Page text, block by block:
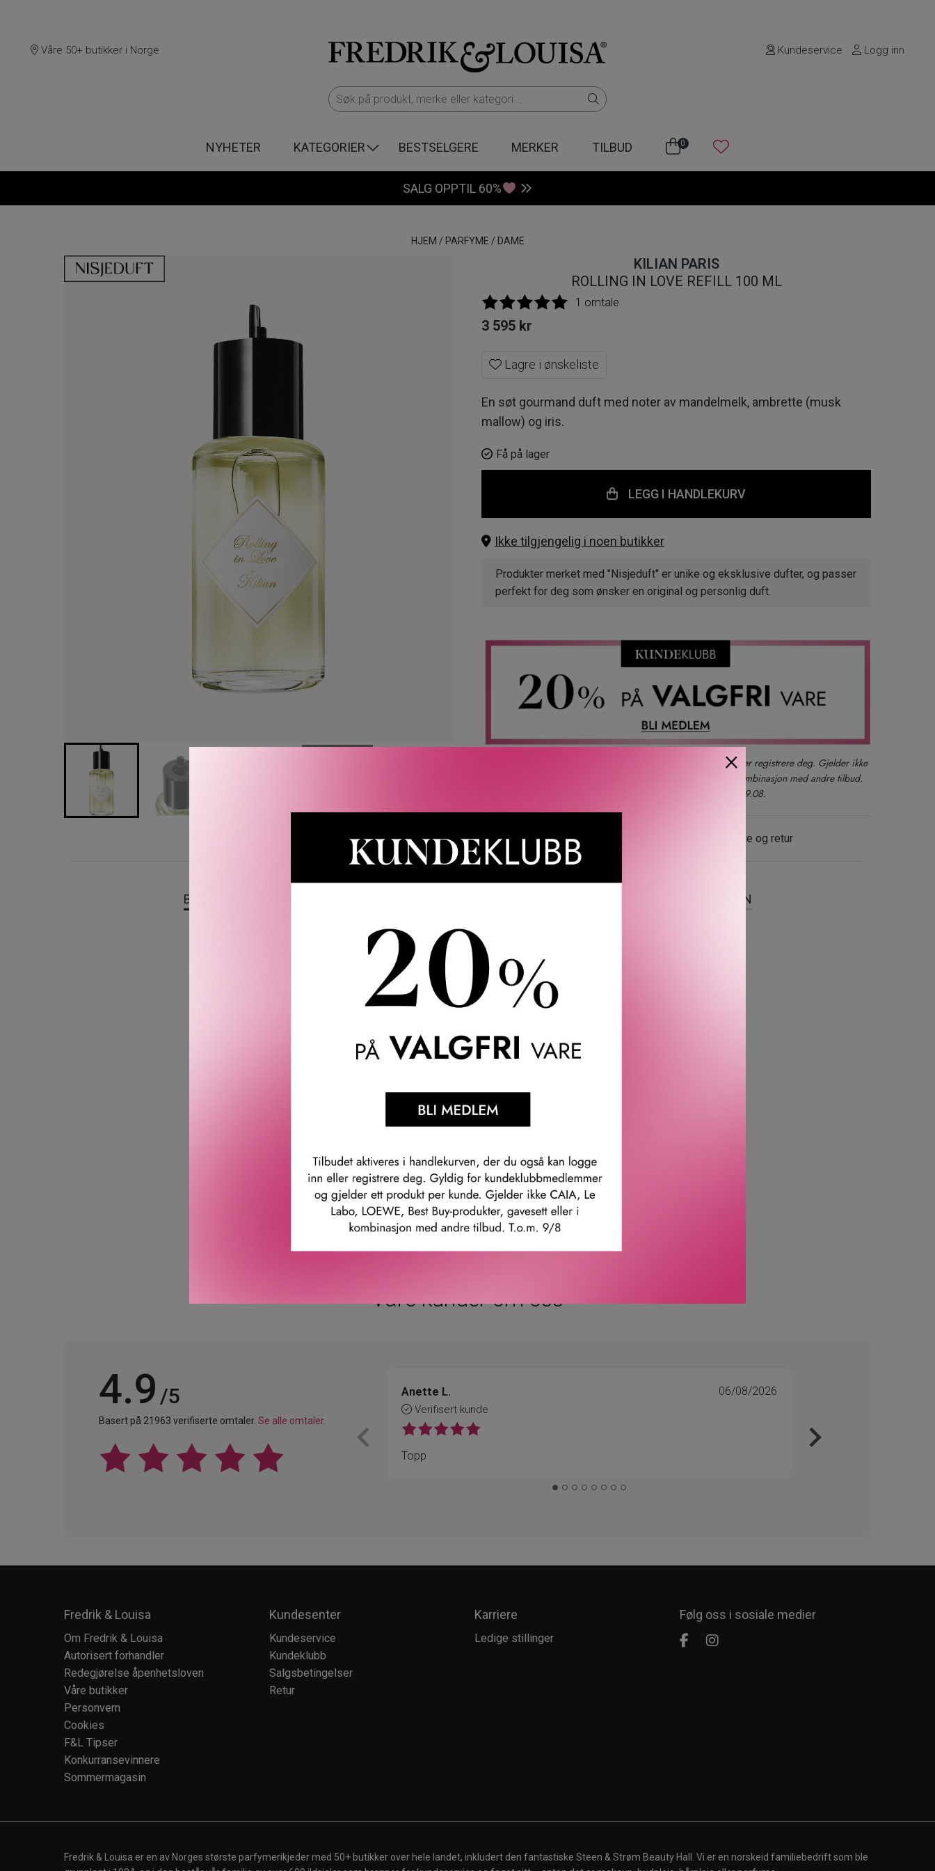
Våre 50+ butikker i Norge Kundeservice Logg inn
NYHETER KATEGORIER BESTSELGERE MERKER TILBUD 0
SALG OPPTIL 60%
HJEM / PARFYME / DAME
KILIAN PARIS
ROLLING IN LOVE REFILL 100 ML
1 omtale
3 595 kr
Lagre i ønskeliste
En søt gourmand duft med noter av mandelmelk, ambrette (musk
mallow) og iris.
Få på lager
LEGG I HANDLEKURV
Ikke tilgjengelig i noen butikker
Produkter merket med "Nisjeduft" er unike og eksklusive dufter, og passer
perfekt for deg som ønsker en original og personlig duft.
Rabatten aktiveres i handlekurven der du også kan logge inn eller registrere deg. Gjelder ikke
CAIA, Le Labo, LOEWE, Best Buy-produkter, gavesett eller i kombinasjon med andre tilbud.
Gjelder kun ett kjøp per kunde t.o.m. 09.08.
Gratis frakt Gratis bytte og retur
BESKRIVELSE OM MERKEVAREN
Kilian Paris Rolling In Love Refill. Killian Paris Rolling In Love Refill er en refill of Rolling In Love.
Kilian Hennessys’ Inspirasjon: En duft som omslutter elskende i en intim omfavnelse.
Parfymen: Rolling in Love er en Musc de Peau som fanger følelsen av å være så høy på kjærlighet at det nesten
retning med denne duften. Rolling in Love er mer direkte og mindre fasettert enn hans tidligere dufter – nesten
«monokromatisk» i sin fokuserte fremstilling av en enkelt følelse. Rolling in Love er en «hvit» duft som lagrer
Hjertenoter: Iris, fresia, heliotrop, peon, hedion og bringebær.
Bunnoter: Tuberose, vanilje, tonkabønner, musk, laktoner og karamell.
Leverandørs artikkelnummer: n559010000
Våre kunder om oss
4.9 /5
Basert på 21963 verifiserte omtaler. Se alle omtaler.
Anette L.
Verifisert kunde
06/08/2026
Topp
Fredrik & Louisa
Om Fredrik & Louisa
Autorisert forhandler
Redegjørelse åpenhetsloven
Våre butikker
Personvern
Cookies
F&L Tipser
Konkurransevinnere
Sommermagasin
Kundesenter
Kundeservice
Kundeklubb
Salgsbetingelser
Retur
Karriere
Ledige stillinger
Følg oss i sosiale medier
Fredrik & Louisa er en av Norges største parfymerikjeder med 50+ butikker over hele landet, inkludert den fantastiske Steen & Strøm Beauty Hall. Vi er en norskeid familiebedrift som ble
×